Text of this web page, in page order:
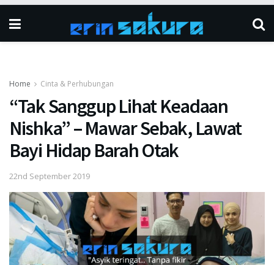
Home Cinta & Perhubungan
“Tak Sanggup Lihat Keadaan
Nishka” – Mawar Sebak, Lawat
Bayi Hidap Barah Otak
22nd September 2019